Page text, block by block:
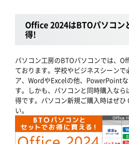
Office 2024はBTOパソコン
得!
パソコン工房のBTOパソコンでは、
ております。学校やビジネスシーンで
ア、WordやExcelの他、PowerPoint
す。しかも、パソコンと同時購入な
得です。パソコン新規ご購入時はぜひ
い。